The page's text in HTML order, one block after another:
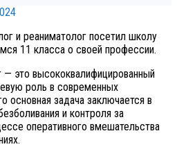
и реаниматолог посетил школу
11 класса о своей профессии.
— это высококвалифицированный
роль в современных
основная задача заключается в
и контроля за
оперативного вмешательства